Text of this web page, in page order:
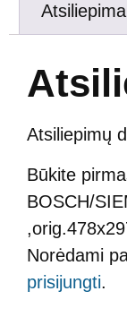
Atsiliepimų
Būkite
BOSCH/
Norėdami
prisijungti.